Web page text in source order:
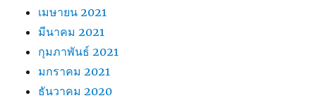
เมษายน 2021
มีนาคม 2021
กุมภาพันธ์ 2021
มกราคม 2021
ธันวาคม 2020